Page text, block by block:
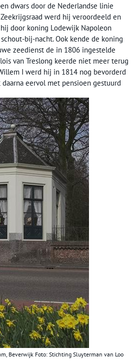
dwars door de Nederlandse linie
werd hij veroordeeld en
door koning Lodewijk Napoleon
bij-nacht. Ook kende de koning
zeedienst de in 1806 ingestelde
van Treslong keerde niet meer terug
I werd hij in 1814 nog bevorderd
eervol met pensioen gestuurd
Beverwijk Foto: Stichting Sluyterman van Loo